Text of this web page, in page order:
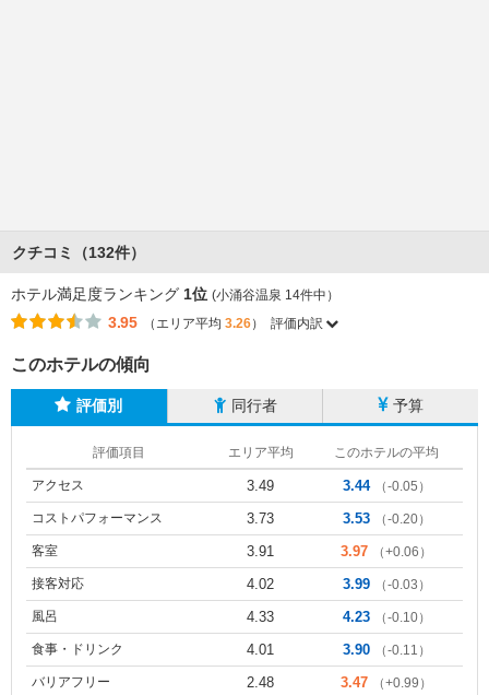
クチコミ（132件）
ホテル満足度ランキング 1位 (小涌谷温泉 14件中）
3.95 （エリア平均 3.26） 評価内訳
このホテルの傾向
評価別 同行者 予算
評価項目 エリア平均 このホテルの平均
アクセス 3.49 3.44 （-0.05）
コストパフォーマンス 3.73 3.53 （-0.20）
客室 3.91 3.97 （+0.06）
接客対応 4.02 3.99 （-0.03）
風呂 4.33 4.23 （-0.10）
食事・ドリンク 4.01 3.90 （-0.11）
バリアフリー 2.48 3.47 （+0.99）